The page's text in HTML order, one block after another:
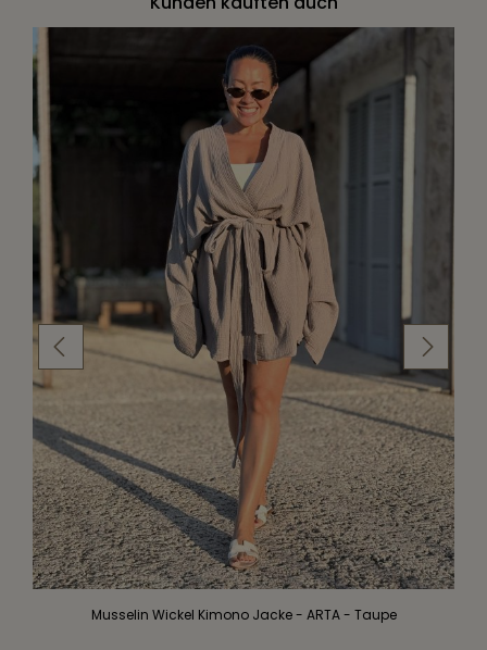
Musselin Wickel Kimono Jacke - ARTA - Taupe